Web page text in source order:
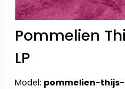
Pommelien
LP
Model: pommelien-